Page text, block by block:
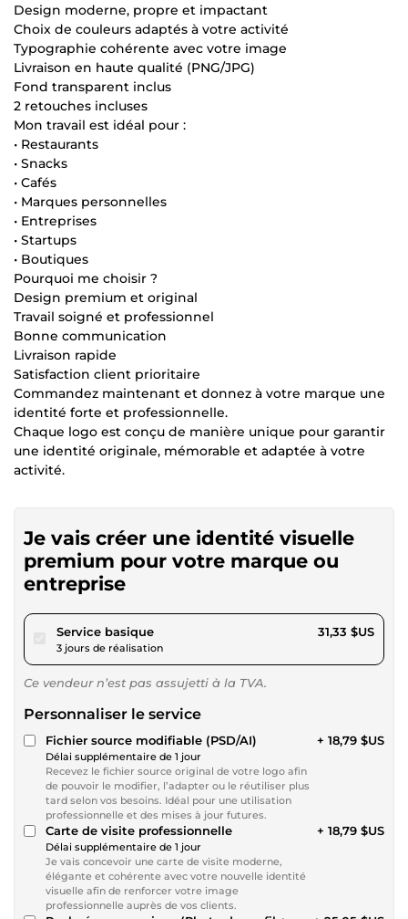
Design moderne, propre et impactant
Choix de couleurs adaptés à votre activité
Typographie cohérente avec votre image
Livraison en haute qualité (PNG/JPG)
Fond transparent inclus
2 retouches incluses
Mon travail est idéal pour :
• Restaurants
• Snacks
• Cafés
• Marques personnelles
• Entreprises
• Startups
• Boutiques
Pourquoi me choisir ?
Design premium et original
Travail soigné et professionnel
Bonne communication
Livraison rapide
Satisfaction client prioritaire
Commandez maintenant et donnez à votre marque une
identité forte et professionnelle.
Chaque logo est conçu de manière unique pour garantir
une identité originale, mémorable et adaptée à votre
activité.
Je vais créer une identité visuelle
premium pour votre marque ou
entreprise
Service basiquepour 28,87 $US
3 jours de réalisation
31,33 $US
Ce vendeur n’est pas assujetti à la TVA.
Personnaliser le service
Fichier source modifiable (PSD/AI)
Délai supplémentaire de 1 jour
Recevez le fichier source original de votre logo afin
de pouvoir le modifier, l’adapter ou le réutiliser plus
tard selon vos besoins. Idéal pour une utilisation
professionnelle et des mises à jour futures.
+ 18,79 $US
Carte de visite professionnelle
Délai supplémentaire de 1 jour
Je vais concevoir une carte de visite moderne,
élégante et cohérente avec votre nouvelle identité
visuelle afin de renforcer votre image
professionnelle auprès de vos clients.
+ 18,79 $US